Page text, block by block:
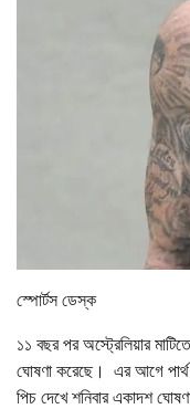
স্পোর্টস ডেস্ক
১১ বছর পর অস্ট্রেলিয়ার
ঘোষণা করেছে। এর আগে পার্থ
পিচ দেখে শনিবার একাদশ